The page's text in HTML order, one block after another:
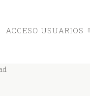
ACCESO USUARIOS